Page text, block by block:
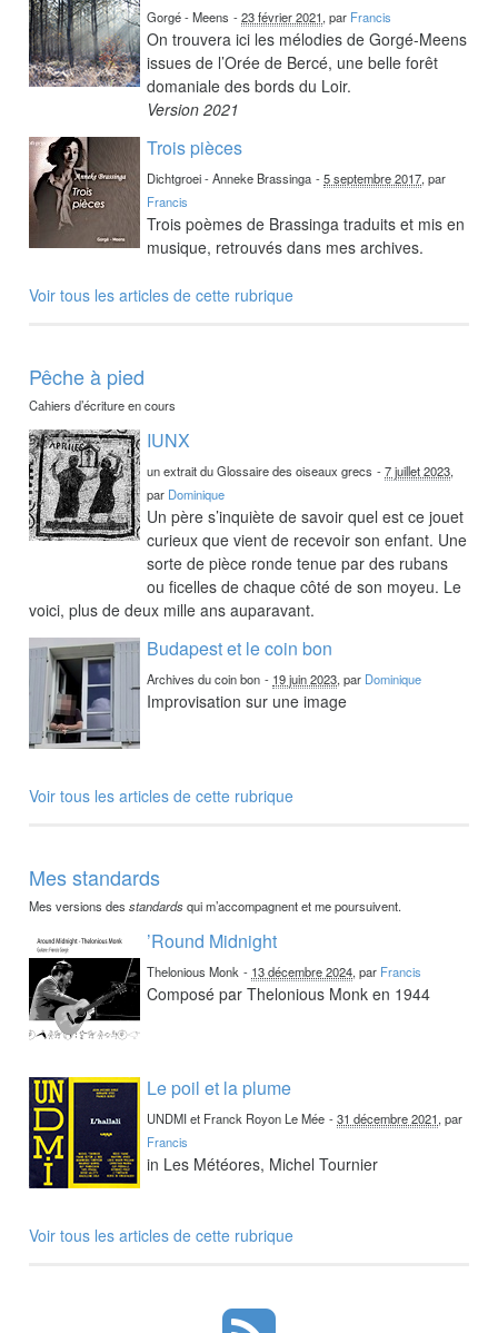
Gorgé - Meens -23 février 2021, par Francis
On trouvera ici les mélodies de Gorgé-Meens
issues de l’Orée de Bercé, une belle forêt
domaniale des bords du Loir.
Version 2021
Trois pièces
Dichtgroei - Anneke Brassinga -5 septembre 2017, par
Francis
Trois poèmes de Brassinga traduits et mis en
musique, retrouvés dans mes archives.
Voir tous les articles de cette rubrique
Pêche à pied
Cahiers d’écriture en cours
IUNX
un extrait du Glossaire des oiseaux grecs -7 juillet 2023,
par Dominique
Un père s’inquiète de savoir quel est ce jouet
curieux que vient de recevoir son enfant. Une
sorte de pièce ronde tenue par des rubans
ou ficelles de chaque côté de son moyeu. Le
voici, plus de deux mille ans auparavant.
Budapest et le coin bon
Archives du coin bon - 19 juin 2023, par Dominique
Improvisation sur une image
Voir tous les articles de cette rubrique
Mes standards
Mes versions desstandardsqui m’accompagnent et me poursuivent.
’Round Midnight
Thelonious Monk - 13 décembre 2024, par Francis
Composé par Thelonious Monk en 1944
Le poil et la plume
UNDMI et Franck Royon Le Mée -31 décembre 2021, par
Francis
in Les Météores, Michel Tournier
Voir tous les articles de cette rubrique